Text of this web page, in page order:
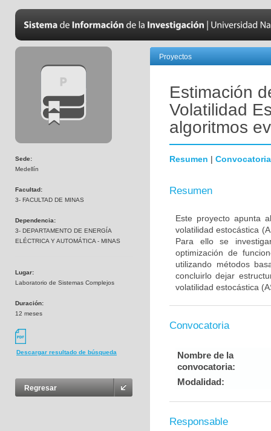
Sede:
Medellín
Facultad:
3- FACULTAD DE MINAS
Dependencia:
3- DEPARTAMENTO DE ENERGÍA
ELÉCTRICA Y AUTOMÁTICA - MINAS
Lugar:
Laboratorio de Sistemas Complejos
Duración:
12 meses
Descargar resultado de búsqueda
Regresar
Proyectos
Estimación
Volatilidad
algoritmos
Resumen | Convocatoria
Resumen
Este proyecto apunta
volatilidad estocástica
Para ello se
optimización de
utilizando métodos
concluirlo dejar
volatilidad estocástica
Convocatoria
Nombre de la
convocatoria:
Modalidad:
Responsable